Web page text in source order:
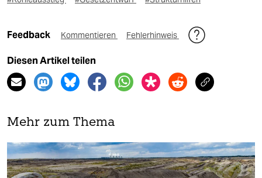
Feedback Kommentieren Fehlerhinweis
Diesen Artikel teilen
Mehr zum Thema